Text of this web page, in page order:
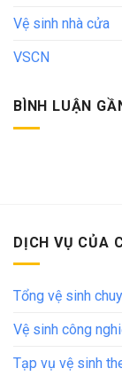
Vệ sinh nhà cửa
VSCN
BÌNH LUẬN
DỊCH VỤ CỦA
Tổng vệ sinh
Vệ sinh công
Tạp vụ vệ sinh